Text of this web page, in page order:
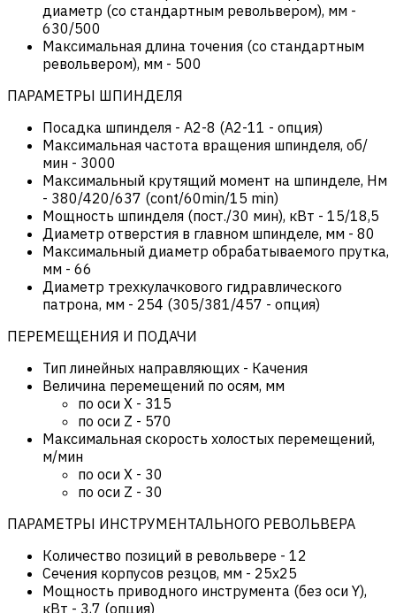
диаметр (со cтандартным револьвером), мм -
630/500
Максимальная длина точения (со стандартным
револьвером), мм - 500
ПАРАМЕТРЫ ШПИНДЕЛЯ
Посадка шпинделя - А2-8 (A2-11 - опция)
Максимальная частота вращения шпинделя, об/
мин - 3000
Максимальный крутящий момент на шпинделе, Нм
- 380/420/637 (cont/60min/15 min)
Мощность шпинделя (пост./30 мин), кВт - 15/18,5
Диаметр отверстия в главном шпинделе, мм - 80
Максимальный диаметр обрабатываемого прутка,
мм - 66
Диаметр трехкулачкового гидравлического
патрона, мм - 254 (305/381/457 - опция)
ПЕРЕМЕЩЕНИЯ И ПОДАЧИ
Тип линейных направляющих - Качения
Величина перемещений по осям, мм
по оси Х - 315
по оси Z - 570
Максимальная скорость холостых перемещений,
м/мин
по оси Х - 30
по оси Z - 30
ПАРАМЕТРЫ ИНСТРУМЕНТАЛЬНОГО РЕВОЛЬВЕРА
Количество позиций в револьвере - 12
Сечения корпусов резцов, мм - 25х25
Мощность приводного инструмента (без оси Y),
кВт - 3,7 (опция)